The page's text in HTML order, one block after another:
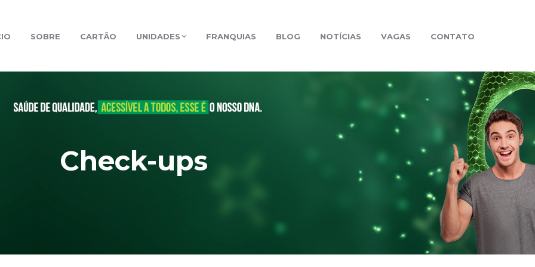
SOBRE CARTÃO UNIDADES FRANQUIAS BLOG NOTÍCIAS VAGAS CONTATO
Check-ups